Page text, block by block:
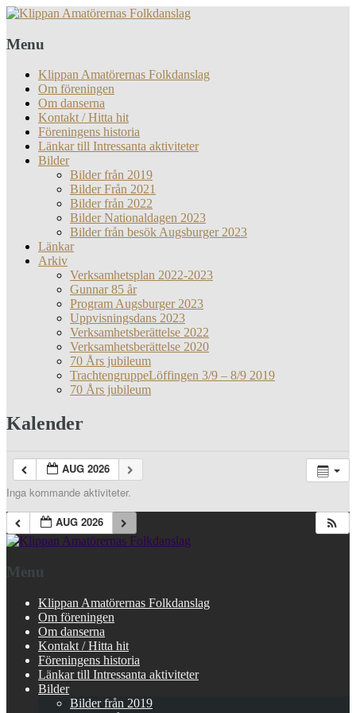
Menu
Klippan Amatörernas Folkdanslag
Om föreningen
Om danserna
Kontakt / Hitta hit
Föreningens historia
Länkar till Intressanta aktiviteter
Bilder
Bilder från 2019
Bilder Från 2021
Bilder från 2022
Bilder Nationaldagen 2023
Bilder från besök Augsburger 2023
Länkar
Arkiv
Verksamhetsplan 2022-2023
Gunnar 85 år
Program Augsburger 2023
Uppvisningsdans 2023
Verksamhetsberättelse 2022
Verksamhetsberättelse 2020
70 Års jubileum
TrachtengruppeLöffingen 3/9 – 8/9 2019
70 Års jubileum
Kalender
AUG 2026
Inga kommande aktiviteter.
AUG 2026
Menu
Klippan Amatörernas Folkdanslag
Om föreningen
Om danserna
Kontakt / Hitta hit
Föreningens historia
Länkar till Intressanta aktiviteter
Bilder
Bilder från 2019